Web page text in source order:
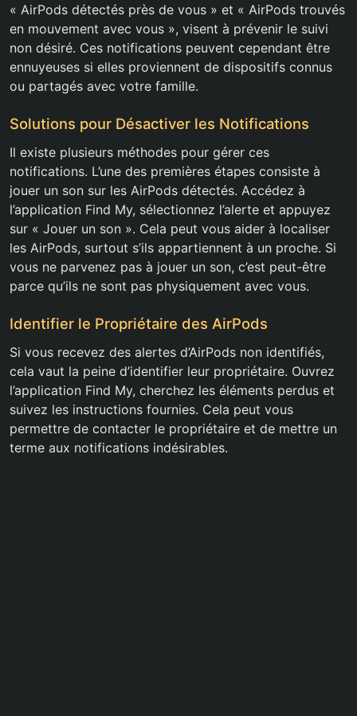
« AirPods détectés près de vous » et « AirPods trouvés
en mouvement avec vous », visent à prévenir le suivi
non désiré. Ces notifications peuvent cependant être
ennuyeuses si elles proviennent de dispositifs connus
ou partagés avec votre famille.
Solutions pour Désactiver les Notifications
Il existe plusieurs méthodes pour gérer ces
notifications. L’une des premières étapes consiste à
jouer un son sur les AirPods détectés. Accédez à
l’application Find My, sélectionnez l’alerte et appuyez
sur « Jouer un son ». Cela peut vous aider à localiser
les AirPods, surtout s’ils appartiennent à un proche. Si
vous ne parvenez pas à jouer un son, c’est peut-être
parce qu’ils ne sont pas physiquement avec vous.
Identifier le Propriétaire des AirPods
Si vous recevez des alertes d’AirPods non identifiés,
cela vaut la peine d’identifier leur propriétaire. Ouvrez
l’application Find My, cherchez les éléments perdus et
suivez les instructions fournies. Cela peut vous
permettre de contacter le propriétaire et de mettre un
terme aux notifications indésirables.